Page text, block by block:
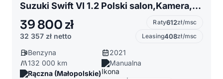
Suzuki Swift VI 1.2 Polski salon,Kamera,Android
39 800 zł
32 357 zł netto
Raty612zł/msc
Leasing408zł/msc
Benzyna
2021
132 000 km
Manualna
Rączna (Małopolskie)